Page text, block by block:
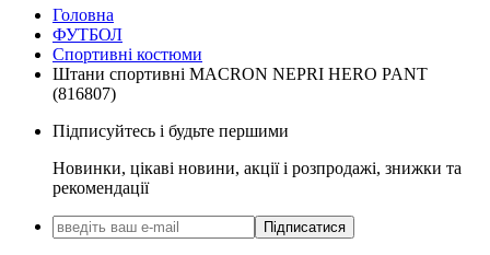
Головна
ФУТБОЛ
Спортивні костюми
Штани спортивні MACRON NEPRI HERO PANT
(816807)
Підписуйтесь і будьте першими
Новинки, цікаві новини, акції і розпродажі, знижки та
рекомендації
Підписатися